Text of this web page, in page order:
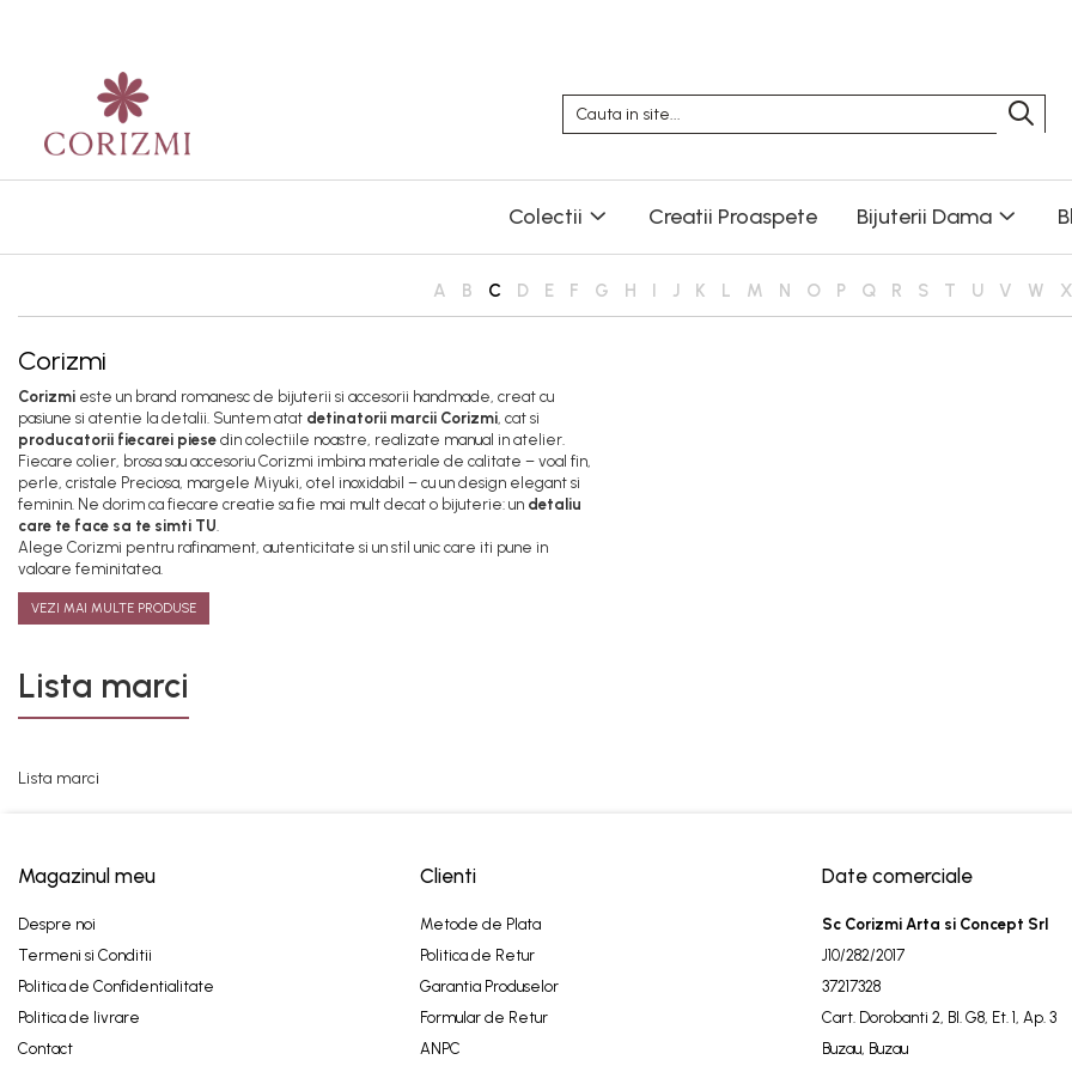
Colectii
Design Floral
Bijuterii Dama
Coliere
Colectii Creatii Proaspete Bijuterii Dama
A B C D E F G H I J K L M N O P Q R S T U V W X
Corizmi
Corizmi este un brand romanesc de bijuterii si accesorii handmade, creat cu
pasiune si atentie la detalii. Suntem atat detinatorii marcii Corizmi, cat si
producatorii fiecarei piese din colectiile noastre, realizate manual in atelier.
Fiecare colier, brosa sau accesoriu Corizmi imbina materiale de calitate – voal fin,
perle, cristale Preciosa, margele Miyuki, otel inoxidabil – cu un design elegant si
feminin. Ne dorim ca fiecare creatie sa fie mai mult decat o bijuterie: un detaliu
care te face sa te simti TU.
Alege Corizmi pentru rafinament, autenticitate si un stil unic care iti pune in
valoare feminitatea.
VEZI MAI MULTE PRODUSE
Lista marci
Lista marci
Magazinul meu
Despre noi
Termeni si Conditii
Politica de Confidentialitate
Politica de livrare
Contact
Clienti
Metode de Plata
Politica de Retur
Garantia Produselor
Formular de Retur
ANPC
Date comerciale
Sc Corizmi Arta si Concept Srl
J10/282/2017
37217328
Cart. Dorobanti 2, Bl. G8, Et. 1, Ap. 3
Buzau, Buzau